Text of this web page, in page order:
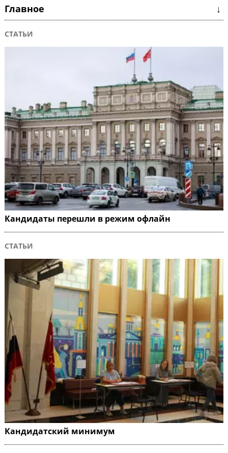
Главное ↓
СТАТЬИ
Кандидаты перешли в режим офлайн
СТАТЬИ
Кандидатский минимум